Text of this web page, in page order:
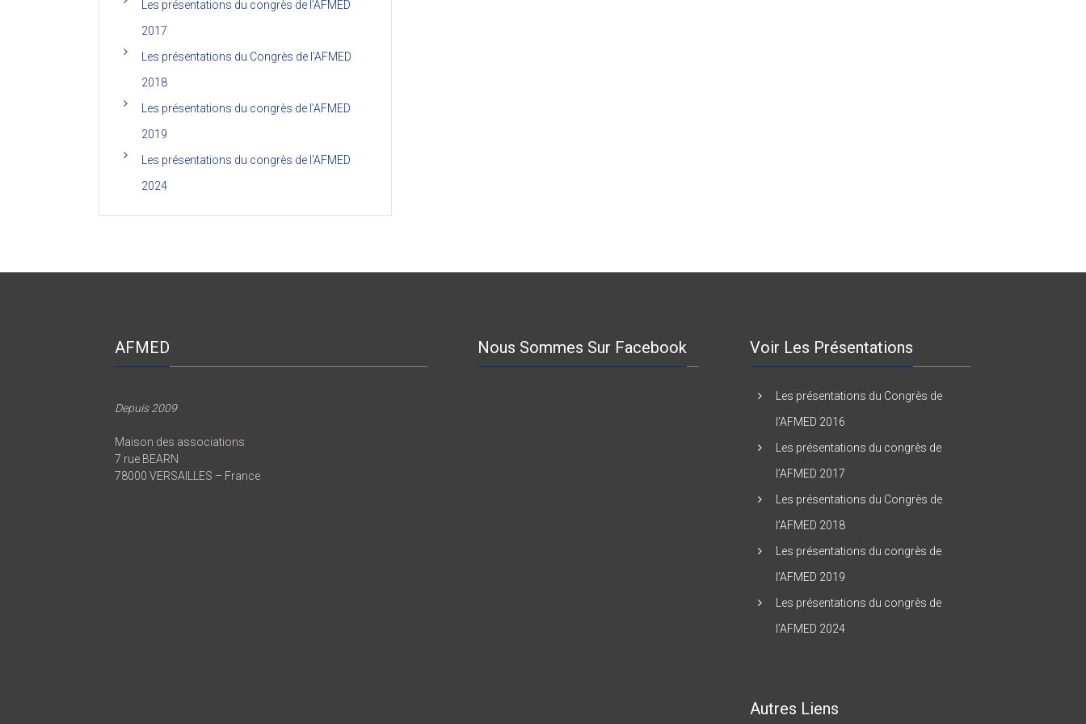
Les présentations du congrès de l’AFMED
2017
Les présentations du Congrès de l’AFMED
2018
Les présentations du congrès de l’AFMED
2019
Les présentations du congrès de l’AFMED
2024
AFMED
Depuis 2009
Maison des associations
7 rue BEARN
78000 VERSAILLES – France
Nous Sommes Sur Facebook Voir Les Présentations
Les présentations du Congrès de
l’AFMED 2016
Les présentations du congrès de
l’AFMED 2017
Les présentations du Congrès de
l’AFMED 2018
Les présentations du congrès de
l’AFMED 2019
Les présentations du congrès de
l’AFMED 2024
Autres Liens